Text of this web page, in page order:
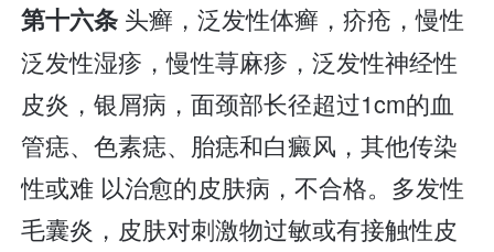
第十六条 头癣，泛发性体癣，疥疮，慢性
泛发性湿疹，慢性荨麻疹，泛发性神经性
皮炎，银屑病，面颈部长径超过1cm的血
管痣、色素痣、胎痣和白癜风，其他传染
性或难 以治愈的皮肤病，不合格。多发性
毛囊炎，皮肤对刺激物过敏或有接触性皮